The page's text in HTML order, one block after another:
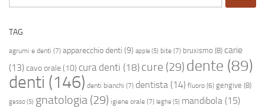
per:
TAG
agrumi e denti (7) apparecchio denti (9) apple (5) bite (7) bruxismo (8) carie
(13) cavo orale(10) cura denti (18) cure (29) dente (89)
denti (146) denti bianchi (7) dentista (14) fluoro (6) gengive (8)
gesso(5) gnatologia (29) igiene orale (7) leghe (5) mandibola (15)